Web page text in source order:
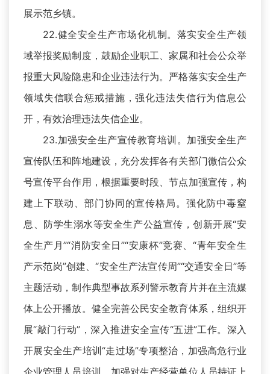
展示范乡镇。
22.健全安全生产市场化机制。落实安全生产领
域举报奖励制度，鼓励企业职工、家属和社会公众举
报重大风险隐患和企业违法行为。严格落实安全生产
领域失信联合惩戒措施，强化违法失信行为信息公
开，有效治理违法失信企业。
23.加强安全生产宣传教育培训。加强安全生产
宣传队伍和阵地建设，充分发挥各有关部门微信公众
号宣传平台作用，根据重要时段、节点加强宣传，构
建上下联动、部门协同的宣传格局。强化防中毒窒
息、防学生溺水等安全生产公益宣传，创新开展“安
全生产月”“消防安全日”“安康杯”竞赛、“青年安全生
产示范岗”创建、“安全生产法宣传周”“交通安全日”等
主题活动，制作典型事故系列警示教育片并在主流媒
体上公开播放。健全完善公民安全教育体系，组织开
展“敲门行动”，深入推进安全宣传“五进”工作。深入
开展安全生产培训“走过场”专项整治，加强高危行业